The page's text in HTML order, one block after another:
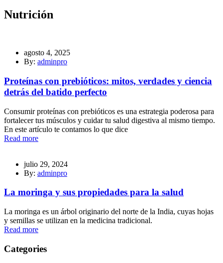
Nutrición
agosto 4, 2025
By: adminpro
Proteínas con prebióticos: mitos, verdades y ciencia
detrás del batido perfecto
Consumir proteínas con prebióticos es una estrategia poderosa para
fortalecer tus músculos y cuidar tu salud digestiva al mismo tiempo.
En este artículo te contamos lo que dice
Read more
julio 29, 2024
By: adminpro
La moringa y sus propiedades para la salud
La moringa es un árbol originario del norte de la India, cuyas hojas
y semillas se utilizan en la medicina tradicional.
Read more
Categories